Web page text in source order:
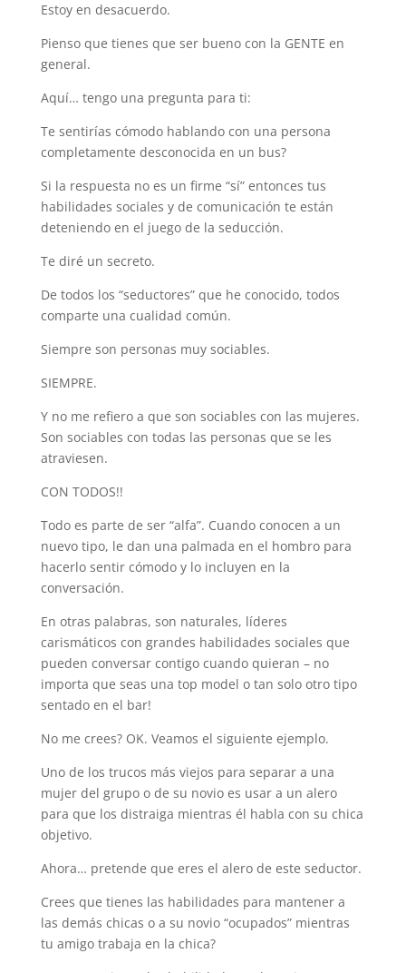
Estoy en desacuerdo.
Pienso que tienes que ser bueno con la GENTE en
general.
Aquí… tengo una pregunta para ti:
Te sentirías cómodo hablando con una persona
completamente desconocida en un bus?
Si la respuesta no es un firme “sí” entonces tus
habilidades sociales y de comunicación te están
deteniendo en el juego de la seducción.
Te diré un secreto.
De todos los “seductores” que he conocido, todos
comparte una cualidad común.
Siempre son personas muy sociables.
SIEMPRE.
Y no me refiero a que son sociables con las mujeres.
Son sociables con todas las personas que se les
atraviesen.
CON TODOS!!
Todo es parte de ser “alfa”. Cuando conocen a un
nuevo tipo, le dan una palmada en el hombro para
hacerlo sentir cómodo y lo incluyen en la
conversación.
En otras palabras, son naturales, líderes
carismáticos con grandes habilidades sociales que
pueden conversar contigo cuando quieran – no
importa que seas una top model o tan solo otro tipo
sentado en el bar!
No me crees? OK. Veamos el siguiente ejemplo.
Uno de los trucos más viejos para separar a una
mujer del grupo o de su novio es usar a un alero
para que los distraiga mientras él habla con su chica
objetivo.
Ahora… pretende que eres el alero de este seductor.
Crees que tienes las habilidades para mantener a
las demás chicas o a su novio “ocupados” mientras
tu amigo trabaja en la chica?